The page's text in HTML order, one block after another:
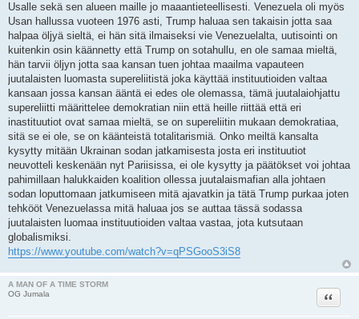
Usalle sekä sen alueen maille jo maaantieteellisesti. Venezuela oli myös
Usan hallussa vuoteen 1976 asti, Trump haluaa sen takaisin jotta saa
halpaa öljyä sieltä, ei hän sitä ilmaiseksi vie Venezuelalta, uutisointi on
kuitenkin osin käännetty että Trump on sotahullu, en ole samaa mieltä,
hän tarvii öljyn jotta saa kansan tuen johtaa maailma vapauteen
juutalaisten luomasta supereliitistä joka käyttää instituutioiden valtaa
kansaan jossa kansan ääntä ei edes ole olemassa, tämä juutalaiohjattu
supereliitti määrittelee demokratian niin että heille riittää että eri
inastituutiot ovat samaa mieltä, se on supereliitin mukaan demokratiaa,
sitä se ei ole, se on käänteistä totalitarismiä. Onko meiltä kansalta
kysytty mitään Ukrainan sodan jatkamisesta josta eri instituutiot
neuvotteli keskenään nyt Pariisissa, ei ole kysytty ja päätökset voi johtaa
pahimillaan halukkaiden koalition ollessa juutalaismafian alla johtaen
sodan loputtomaan jatkumiseen mitä ajavatkin ja tätä Trump purkaa joten
tehkööt Venezuelassa mitä haluaa jos se auttaa tässä sodassa
juutalaisten luomaa instituutioiden valtaa vastaa, jota kutsutaan
globalismiksi.
https://www.youtube.com/watch?v=qPSGooS3iS8
A MAN OF A TIME STORM
OG Jumala
Lainaa